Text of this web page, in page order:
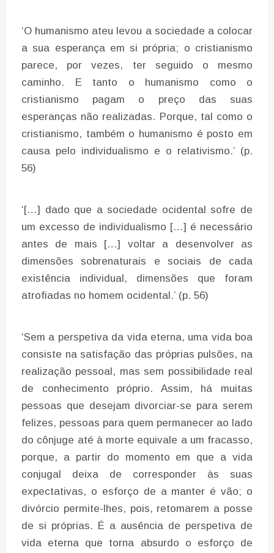
‘O humanismo ateu levou a sociedade a colocar
a sua esperança em si própria; o cristianismo
parece, por vezes, ter seguido o mesmo
caminho. E tanto o humanismo como o
cristianismo pagam o preço das suas
esperanças não realizadas. Porque, tal como o
cristianismo, também o humanismo é posto em
causa pelo individualismo e o relativismo.’ (p.
56)
‘[…] dado que a sociedade ocidental sofre de
um excesso de individualismo […] é necessário
antes de mais […] voltar a desenvolver as
dimensões sobrenaturais e sociais de cada
existência individual, dimensões que foram
atrofiadas no homem ocidental.’ (p. 56)
‘Sem a perspetiva da vida eterna, uma vida boa
consiste na satisfação das próprias pulsões, na
realização pessoal, mas sem possibilidade real
de conhecimento próprio. Assim, há muitas
pessoas que desejam divorciar-se para serem
felizes, pessoas para quem permanecer ao lado
do cônjuge até à morte equivale a um fracasso,
porque, a partir do momento em que a vida
conjugal deixa de corresponder às suas
expectativas, o esforço de a manter é vão; o
divórcio permite-lhes, pois, retomarem a posse
de si próprias. É a ausência de perspetiva de
vida eterna que torna absurdo o esforço de